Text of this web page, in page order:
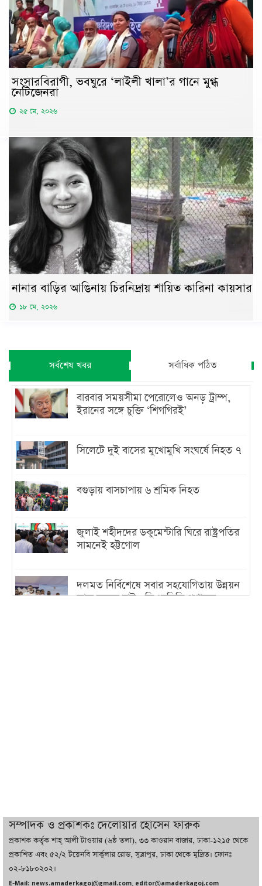
সংসারবিরাগী, ভবঘুরে ‘লাইলী খালা’র গানে মুগ্ধ
নেটিজেনরা
২৫ মে, ২০২৬
নানার বাড়ির আঙিনায় চিরনিদ্রায় শায়িত কারিনা কায়সার
১৮ মে, ২০২৬
সর্বশেষ খবর সর্বাধিক পঠিত
বারবার সময়সীমা পেরোলেও অনড় ট্রাম্প,
ইরানের সঙ্গে চুক্তি ‘শিগগিরই’
সিলেটে দুই বাসের মুখোমুখি সংঘর্ষে নিহত ৭
বগুড়ায় বাসচাপায় ৬ শ্রমিক নিহত
জুলাই শহীদদের ডকুমেন্টারি ঘিরে রাষ্ট্রপতির
সামনেই হট্টগোল
দলমত নির্বিশেষে সবার সহযোগিতায় উন্নয়ন
কাজ করতে চাই : ডিএনসিসি প্রশাসক
বাজারে কাঁচা মরিচে ‘আগুন’, ‘এত দাম তো
আগে দেখিনি’
সম্পাদক ও প্রকাশকঃ দেলোয়ার হোসেন ফারুক
প্রকাশক কর্তৃক শাহ্ আলী টাওয়ার (৬ষ্ঠ তলা), ৩৩ কাওরান বাজার, ঢাকা-১২১৫ থেকে
প্রকাশিত এবং ৫২/২ টয়েনবি সার্কুলার রোড, সুত্রাপুর, ঢাকা থেকে মুদ্রিত। ফোনঃ
০২-৮১৮০২০২।
E-Mail: news.amaderkagoj@gmail.com, editor@amaderkagoj.com